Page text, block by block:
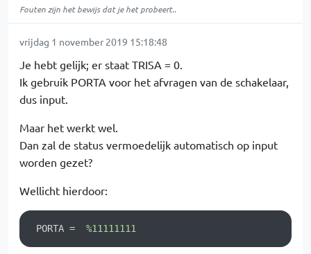
Fouten zijn het bewijs dat je het probeert..
vrijdag 1 november 2019 15:18:48
Je hebt gelijk; er staat TRISA = 0.
Ik gebruik PORTA voor het afvragen van de schakelaar,
dus input.
Maar het werkt wel.
Dan zal de status vermoedelijk automatisch op input
worden gezet?
Wellicht hierdoor:
PORTA = %11111111